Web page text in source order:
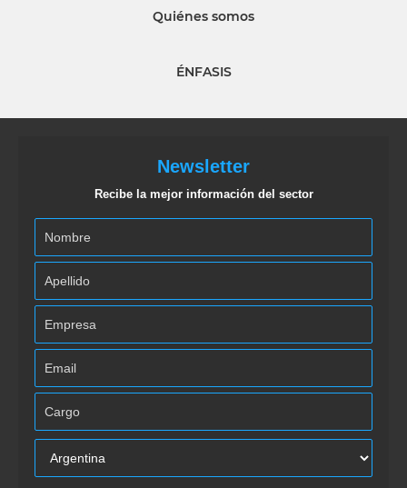
Quiénes somos
ÉNFASIS
Newsletter
Recibe la mejor información del sector